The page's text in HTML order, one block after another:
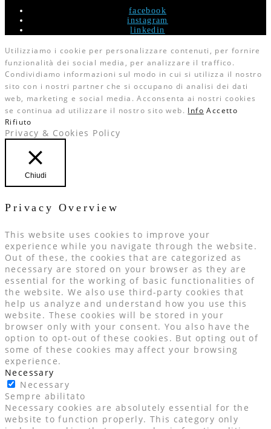
facebook
instagram
linkedin
Utilizziamo i cookie per personalizzare contenuti, per fornire
funzionalità dei social media, per analizzare il traffico.
Condividiamo informazioni sul modo in cui si utilizza il nostro
sito con i nostri partner che si occupano di analisi dei dati
web, marketing e social media. Acconsenta ai nostri cookies
se continua ad utilizzare il nostro sito web. Info Accetto
Rifiuto
Privacy & Cookies Policy
Chiudi
Privacy Overview
This website uses cookies to improve your
experience while you navigate through the website.
Out of these, the cookies that are categorized as
necessary are stored on your browser as they are
essential for the working of basic functionalities of
the website. We also use third-party cookies that
help us analyze and understand how you use this
website. These cookies will be stored in your
browser only with your consent. You also have the
option to opt-out of these cookies. But opting out of
some of these cookies may affect your browsing
experience.
Necessary
Necessary
Sempre abilitato
Necessary cookies are absolutely essential for the
website to function properly. This category only